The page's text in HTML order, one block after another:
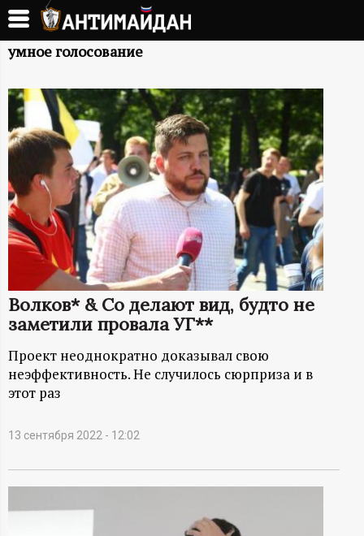
Перейти
основному
А
Н
Т
М
А
Й
Д
А
Н
-
и
н
умное голосование
Волков* & Co делают вид, будто не
заметили провала УГ**
Проект неоднократно доказывал свою
неэффективность. Не случилось сюрприза и в
этот раз
13 сентября 2022 - 12:02